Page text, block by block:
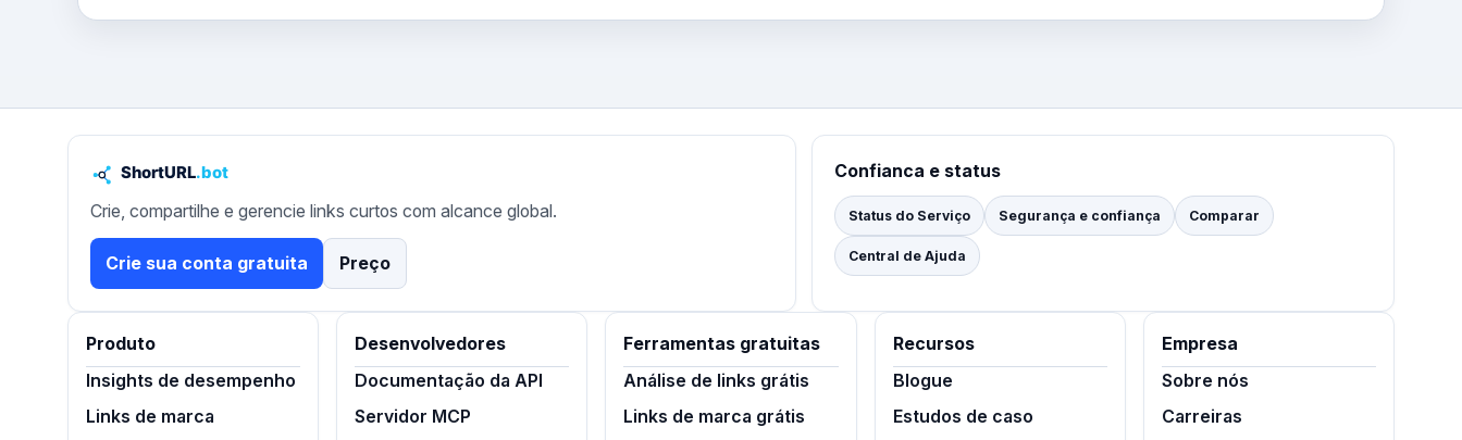
Crie, compartilhe e gerencie links curtos com alcance global.
Crie sua conta gratuita Preço
Confianca e status
Status do Serviço Segurança e confiança Comparar
Central de Ajuda
Produto
Insights de desempenho
Links de marca
Desenvolvedores
Documentação da API
Servidor MCP
Ferramentas gratuitas
Análise de links grátis
Links de marca grátis
Recursos
Blogue
Estudos de caso
Empresa
Sobre nós
Carreiras